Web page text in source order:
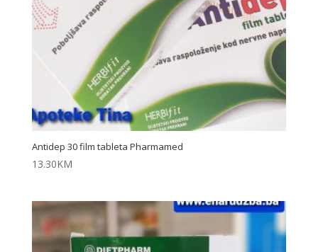
Antidep 30 film tableta Pharmamed
13.30KM